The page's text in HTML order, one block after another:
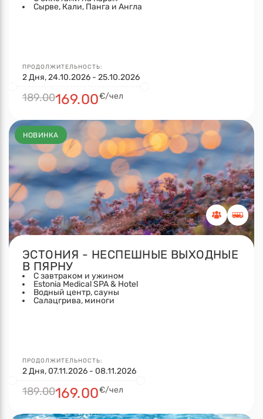
Сырве, Кали, Панга и Англа
ПРОДОЛЖИТЕЛЬНОСТЬ:
2 Дня, 24.10.2026 - 25.10.2026
189.00169.00€/чел
НОВИНКА
ЭСТОНИЯ - НЕСПЕШНЫЕ ВЫХОДНЫЕ
В ПЯРНУ
С завтраком и ужином
Estonia Medical SPA & Hotel
Водный центр, сауны
Салацгрива, миноги
ПРОДОЛЖИТЕЛЬНОСТЬ:
2 Дня, 07.11.2026 - 08.11.2026
189.00169.00€/чел